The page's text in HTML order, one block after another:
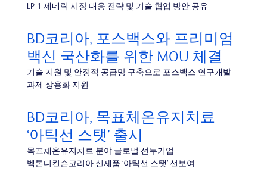
LP-1 제네릭 시장 대응 전략 및 기술 협업 방안 공유
BD코리아, 포스백스와 프리미엄
백신 국산화를 위한 MOU 체결
기술 지원 및 안정적 공급망 구축으로 포스백스 연구개발
과제 상용화 지원
BD코리아, 목표체온유지치료
‘아틱선 스탯’ 출시
목표체온유지치료 분야 글로벌 선두기업
벡톤디킨슨코리아 신제품 ‘아틱선 스탯’ 선보여